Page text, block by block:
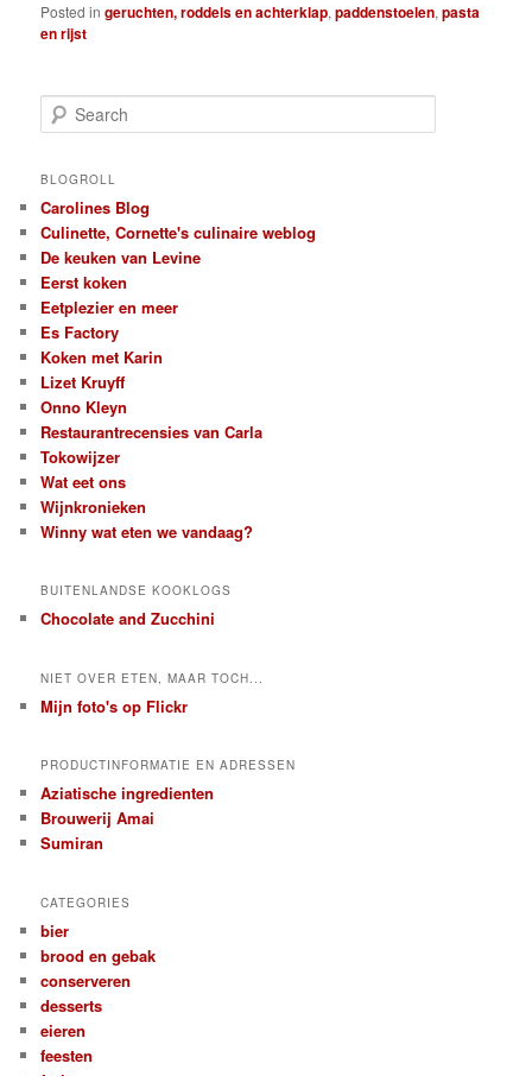
Posted in geruchten, roddels en achterklap,paddenstoelen,pasta
en rijst
e
r
h
BLOGROLL
Carolines Blog
Culinette, Cornette's culinaire weblog
De keuken van Levine
Eerst koken
Eetplezier en meer
Es Factory
Koken met Karin
Lizet Kruyff
Onno Kleyn
Restaurantrecensies van Carla
Tokowijzer
Wat eet ons
Wijnkronieken
Winny wat eten we vandaag?
BUITENLANDSE KOOKLOGS
Chocolate and Zucchini
NIET OVER ETEN, MAAR TOCH...
Mijn foto's op Flickr
PRODUCTINFORMATIE EN ADRESSEN
Aziatische ingredienten
Brouwerij Amai
Sumiran
CATEGORIES
bier
brood en gebak
conserveren
desserts
eieren
feesten